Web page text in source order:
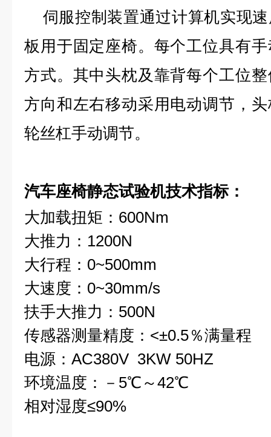
伺服控制装置通过计算机实现
板用于固定座椅。每个工位具有
方式。其中头枕及靠背每个工位
方向和左右移动采用电动调节，
轮丝杠手动调节。
汽车座椅静态试验机技术指标：
大加载扭矩：600Nm
大推力：1200N
大行程：0~500mm
大速度：0~30mm/s
扶手大推力：500N
传感器测量精度：<±0.5％满量程
电源：AC380V 3KW 50HZ
环境温度：－5℃～42℃
相对湿度≤90%